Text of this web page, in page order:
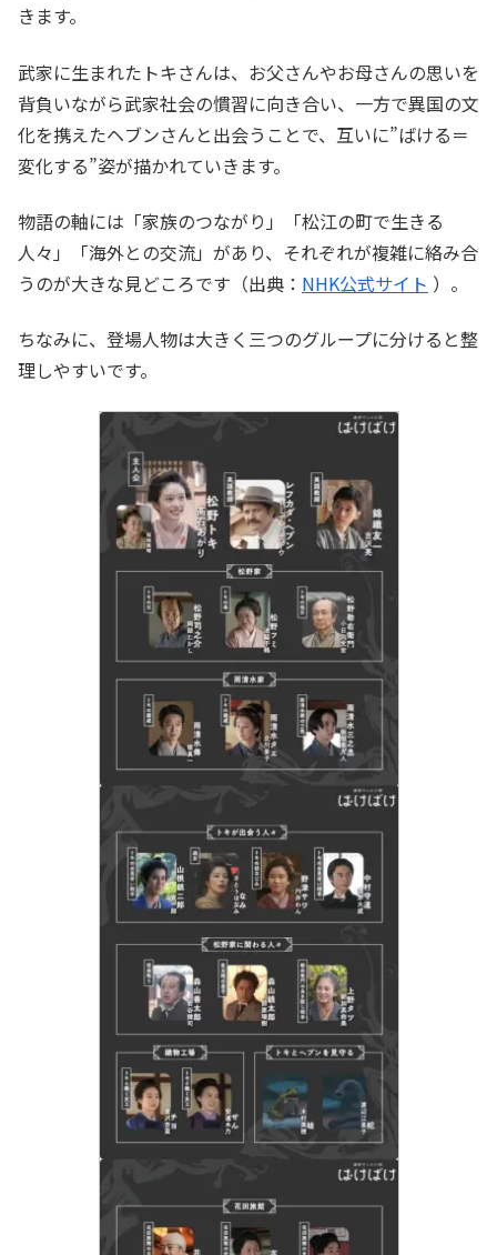
きます。
武家に生まれたトキさんは、お父さんやお母さんの思いを
背負いながら武家社会の慣習に向き合い、一方で異国の文
化を携えたヘブンさんと出会うことで、互いに”ばける＝
変化する”姿が描かれていきます。
物語の軸には「家族のつながり」「松江の町で生きる
人々」「海外との交流」があり、それぞれが複雑に絡み合
うのが大きな見どころです（出典： NHK公式サイト ）。
ちなみに、登場人物は大きく三つのグループに分けると整
理しやすいです。